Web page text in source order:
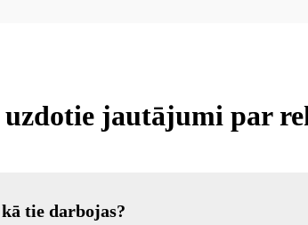
uzdotie jautājumi par
tie darbojas?